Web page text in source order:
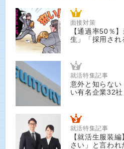
面接対策
【通過率50％
生」「採用され
就活特集記事
意外と知らない
い有名企業32社
就活特集記事
【就活生服装
さい」と言わ